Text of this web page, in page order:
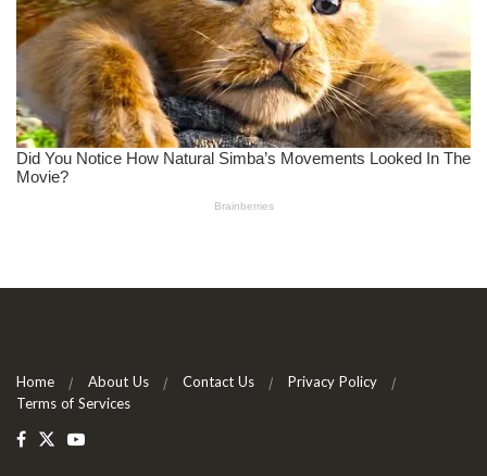
Home About Us Contact Us
Privacy Policy
Terms of Services